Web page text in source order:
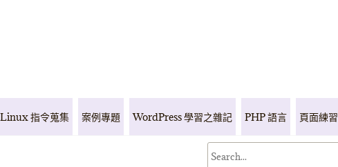
Linux 指令蒐集 案例專題 WordPress 學習之雜記 PHP 語言 頁面練習